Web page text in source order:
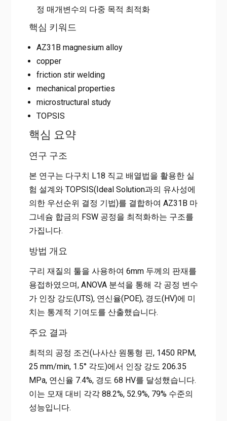
정 매개변수의 다중 목적 최적화
핵심 키워드
AZ31B magnesium alloy
copper
friction stir welding
mechanical properties
microstructural study
TOPSIS
핵심 요약
연구 구조
본 연구는 다구치 L18 직교 배열법을 활용한 실
험 설계와 TOPSIS(Ideal Solution과의 유사성에
의한 우선순위 결정 기법)를 결합하여 AZ31B 마
그네슘 합금의 FSW 공정을 최적화하는 구조를
가집니다.
방법 개요
구리 재질의 툴을 사용하여 6mm 두께의 판재를
용접하였으며, ANOVA 분석을 통해 각 공정 변수
가 인장 강도(UTS), 연신율(POE), 경도(HV)에 미
치는 통계적 기여도를 산출했습니다.
주요 결과
최적의 공정 조건(나사산 원통형 핀, 1450 RPM,
25 mm/min, 1.5° 각도)에서 인장 강도 206.35
MPa, 연신율 7.4%, 경도 68 HV를 달성했습니다.
이는 모재 대비 각각 88.2%, 52.9%, 79% 수준의
성능입니다.